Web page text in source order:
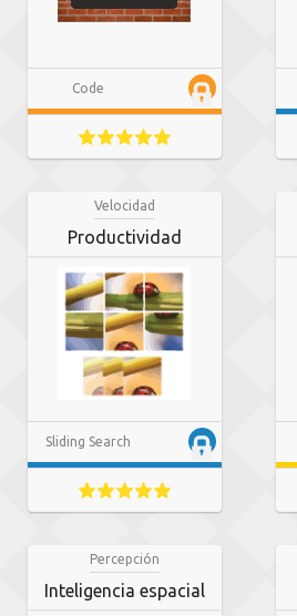
Code
Velocidad
Productividad
Sliding Search
Percepción
Inteligencia espacial